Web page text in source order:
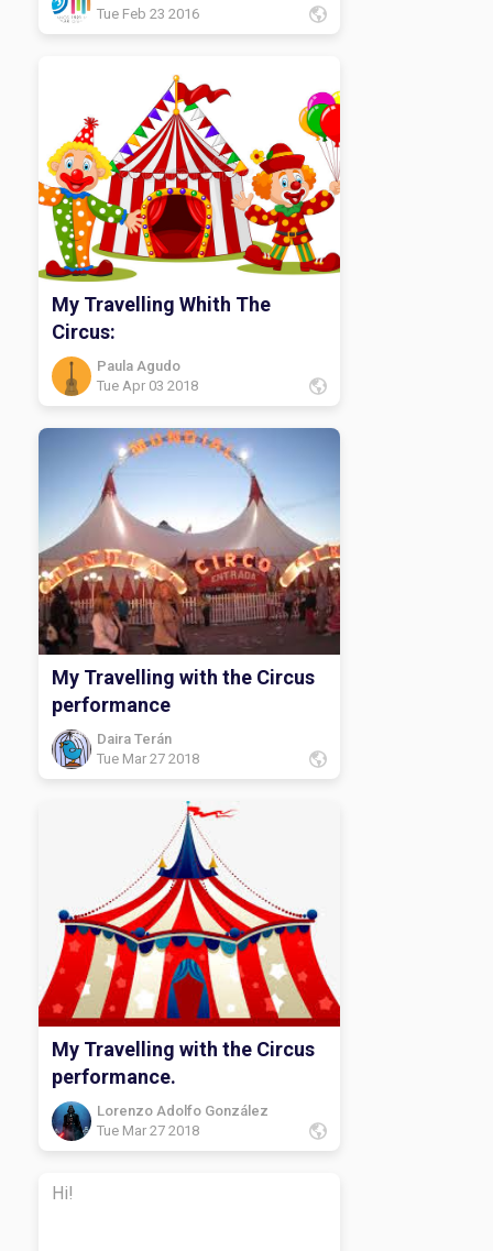
Tue Feb 23 2016
My Travelling Whith The
Circus:
Paula Agudo
Tue Apr 03 2018
My Travelling with the Circus
performance
Daira Terán
Tue Mar 27 2018
My Travelling with the Circus
performance.
Lorenzo Adolfo González
Tue Mar 27 2018
Hi!